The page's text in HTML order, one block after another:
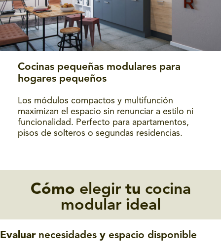
Cocinas pequeñas modulares para
hogares pequeños
Los módulos compactos y multifunción
maximizan el espacio sin renunciar a estilo ni
funcionalidad. Perfecto para apartamentos,
pisos de solteros o segundas residencias.
Cómo elegirtu cocina
modular ideal
Evaluar necesidades y espacio disponible